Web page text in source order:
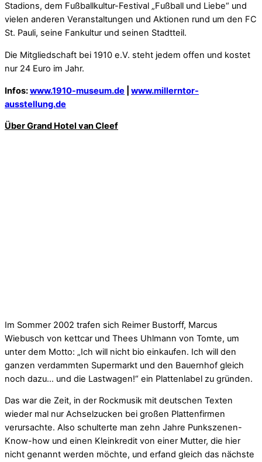
Stadions, dem Fußballkultur-Festival „Fußball und Liebe“ und
vielen anderen Veranstaltungen und Aktionen rund um den FC
St. Pauli, seine Fankultur und seinen Stadtteil.
Die Mitgliedschaft bei 1910 e.V. steht jedem offen und kostet
nur 24 Euro im Jahr.
Infos:www.1910-museum.de
www.millerntor-
ausstellung.de
Über Grand Hotel van Cleef
Im Sommer 2002 trafen sich Reimer Bustorff, Marcus
Wiebusch von kettcar und Thees Uhlmann von Tomte, um
unter dem Motto: „Ich will nicht bio einkaufen. Ich will den
ganzen verdammten Supermarkt und den Bauernhof gleich
noch dazu… und die Lastwagen!“ ein Plattenlabel zu gründen.
Das war die Zeit, in der Rockmusik mit deutschen Texten
wieder mal nur Achselzucken bei großen Plattenfirmen
verursachte. Also schulterte man zehn Jahre Punkszenen-
Know-how und einen Kleinkredit von einer Mutter, die hier
nicht genannt werden möchte, und erfand gleich das nächste